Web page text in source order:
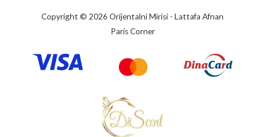
Copyright © 2026 Orijentalni Mirisi - Lattafa Afnan
Paris Corner